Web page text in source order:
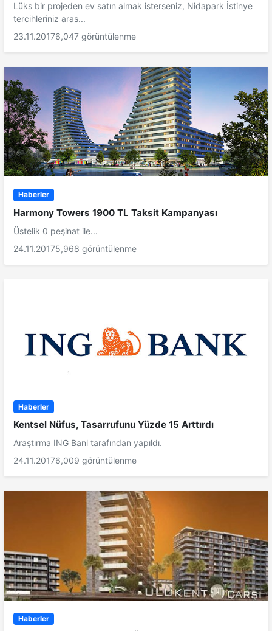
Lüks bir projeden ev satın almak isterseniz, Nidapark İstinye
tercihleriniz aras...
23.11.20176,047 görüntülenme
Haberler
Harmony Towers 1900 TL Taksit Kampanyası
Üstelik 0 peşinat ile...
24.11.20175,968 görüntülenme
Haberler
Kentsel Nüfus, Tasarrufunu Yüzde 15 Arttırdı
Araştırma ING Banl tarafından yapıldı.
24.11.20176,009 görüntülenme
Haberler